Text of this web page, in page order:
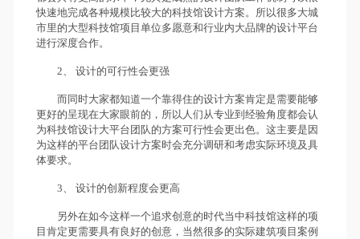
快速地完成各种规模比较大的科技馆设计方案。所以很多大城
市里的大型科技馆项目单位多愿意和行业内大品牌的设计平台
进行深度合作。
2、 设计的可行性会更强
而同时大家都知道一个靠得住的设计方案肯定是需要能够
更好的呈现在大家眼前的，所以人们从专业到经验角度都会认
为科技馆设计大平台团队的方案可行性会更出色。这主要是因
为这样的平台团队设计方案时会充分调研和考虑实际环境及具
体要求。
3、 设计的创新程度会更高
另外在如今这样一个追求创意的时代当中科技馆这样的项
目肯定更需要具有良好的创意，当然很多的实际建筑项目案例